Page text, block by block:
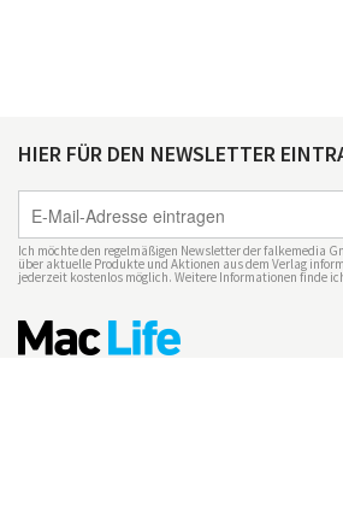
HIER FÜR DEN NEWSLETTER
Ich möchte den regelmäßigen Newsletter der falkemedia
über aktuelle Produkte und Aktionen aus dem Verlag
jederzeit kostenlos möglich. Weitere Informationen finde